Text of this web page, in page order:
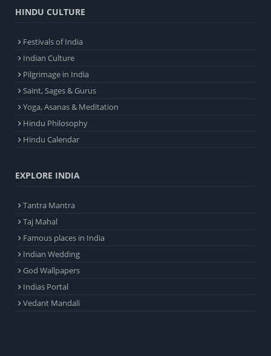
HINDU CULTURE
Festivals of India
Indian Culture
Pilgrimage in India
Saint, Sages & Gurus
Yoga, Asanas & Meditation
Hindu Philosophy
Hindu Calendar
EXPLORE INDIA
Tantra Mantra
Taj Mahal
Famous places in India
Indian Wedding
God Wallpapers
Indias Portal
Vedant Mandali